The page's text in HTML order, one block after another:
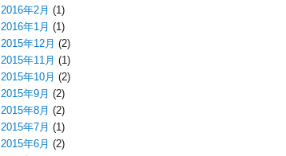
2016年2月 (1)
2016年1月 (1)
2015年12月 (2)
2015年11月 (1)
2015年10月 (2)
2015年9月 (2)
2015年8月 (2)
2015年7月 (1)
2015年6月 (2)